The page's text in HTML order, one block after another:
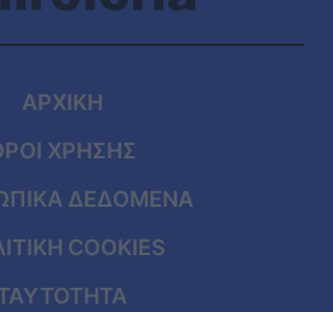
ΑΡΧΙΚΗ
ΧΡΗΣΗΣ
ΔΕΔΟΜΕΝΑ
COOKIES